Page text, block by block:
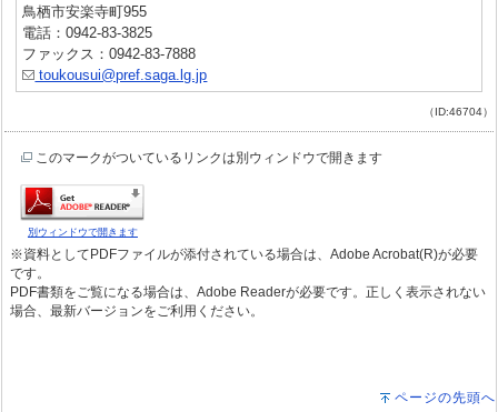
鳥栖市安楽寺町955
電話：0942-83-3825
ファックス：0942-83-7888
toukousui@pref.saga.lg.jp
（ID:46704）
このマークがついているリンクは別ウィンドウで開きます
別ウィンドウで開きます
※資料としてPDFファイルが添付されている場合は、Adobe Acrobat(R)が必要
です。
PDF書類をご覧になる場合は、Adobe Readerが必要です。正しく表示されない
場合、最新バージョンをご利用ください。
ページの先頭へ